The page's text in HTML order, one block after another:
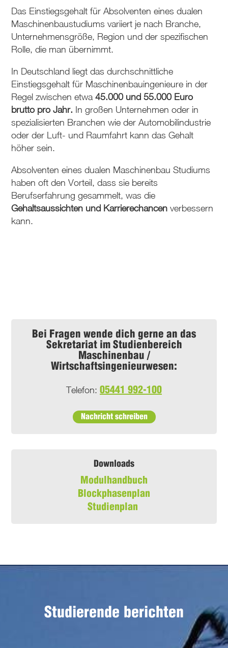
Das Einstiegsgehalt für Absolventen eines dualen
Maschinenbaustudiums variiert je nach Branche,
Unternehmensgröße, Region und der spezifischen
Rolle, die man übernimmt.
In Deutschland liegt das durchschnittliche
Einstiegsgehalt für Maschinenbauingenieure in der
Regel zwischen etwa45.000 und 55.000 Euro
brutto pro Jahr. In großen Unternehmen oder in
spezialisierten Branchen wie der Automobilindustrie
oder der Luft- und Raumfahrt kann das Gehalt
höher sein.
Absolventen eines dualen Maschinenbau Studiums
haben oft den Vorteil, dass sie bereits
Berufserfahrung gesammelt, was die
Gehaltsaussichten und Karrierechancen verbessern
kann.
Bei Fragen wende dich gerne an das
Sekretariat im Studienbereich
Maschinenbau /
Wirtschaftsingenieurwesen:
Telefon: 05441 992-100
Nachricht schreiben
Downloads
Modulhandbuch
Blockphasenplan
Studienplan
Studierende berichten